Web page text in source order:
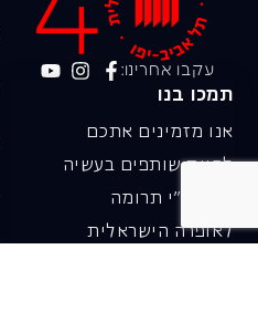
עקבו אחרינו:
תמכו בנו
אנו מזמינים אתכם
להיות שותפים בעשיה
שלנו ע"י תרומה
לאופרה הישראלית